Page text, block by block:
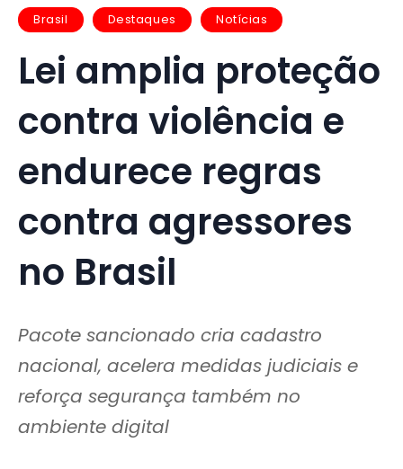
Brasil Destaques Notícias
Lei amplia proteção
contra violência e
endurece regras
contra agressores
no Brasil
Pacote sancionado cria cadastro
nacional, acelera medidas judiciais e
reforça segurança também no
ambiente digital